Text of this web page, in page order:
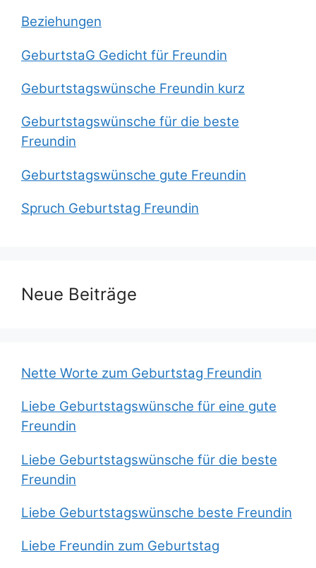
Beziehungen
GeburtstaG Gedicht für Freundin
Geburtstagswünsche Freundin kurz
Geburtstagswünsche für die beste
Freundin
Geburtstagswünsche gute Freundin
Spruch Geburtstag Freundin
Neue Beiträge
Nette Worte zum Geburtstag Freundin
Liebe Geburtstagswünsche für eine gute
Freundin
Liebe Geburtstagswünsche für die beste
Freundin
Liebe Geburtstagswünsche beste Freundin
Liebe Freundin zum Geburtstag